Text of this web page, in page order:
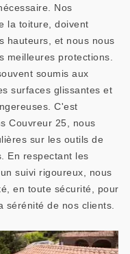
Nos
la toiture, doivent
hauteurs, et nous nous
meilleures protections.
soumis aux
surfaces glissantes et
C'est
Couvreur 25, nous
sur les outils de
En respectant les
suivi rigoureux, nous
en toute sécurité, pour
sérénité de nos clients.